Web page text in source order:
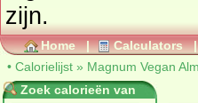
zijn.
Home | Calculators |
• Calorielijst » Magnum Vegan
Zoek calorieën van